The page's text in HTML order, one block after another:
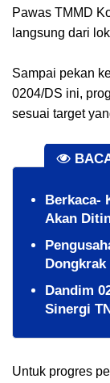
Pawas TMMD
langsung dari
Sampai pekan
0204/DS ini,
sesuai target
Berkaca-
Akan
Dandim
Sinergi
Untuk progres